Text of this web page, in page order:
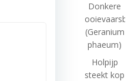
Donkere
(Geranium
phaeum)
Holpijp
steekt kop